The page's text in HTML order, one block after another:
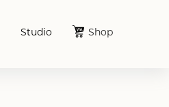
Studio Shop